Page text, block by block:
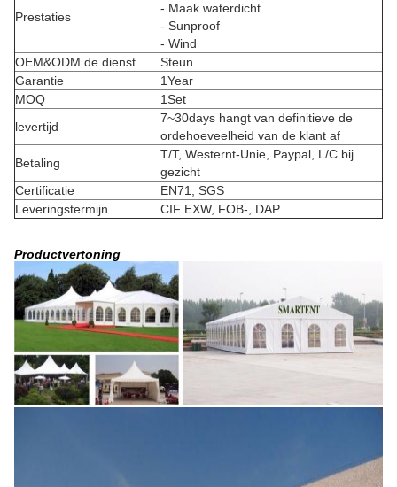
Prestaties
- Maak waterdicht
- Sunproof
- Wind
OEM&ODM de dienst
Steun
Garantie
1Year
MOQ
1Set
levertijd
7~30days hangt van definitieve de
ordehoeveelheid van de klant af
Betaling
T/T, Westernt-Unie, Paypal, L/C bij
gezicht
Certificatie
EN71, SGS
Leveringstermijn
CIF EXW, FOB-, DAP
Productvertoning